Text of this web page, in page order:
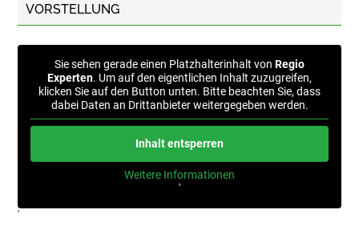
VORSTELLUNG
Sie sehen gerade einen Platzhalterinhalt von Regio
Experten. Um auf den eigentlichen Inhalt zuzugreifen,
klicken Sie auf den Button unten. Bitte beachten Sie, dass
dabei Daten an Drittanbieter weitergegeben werden.
Inhalt entsperren
Weitere Informationen
'
'